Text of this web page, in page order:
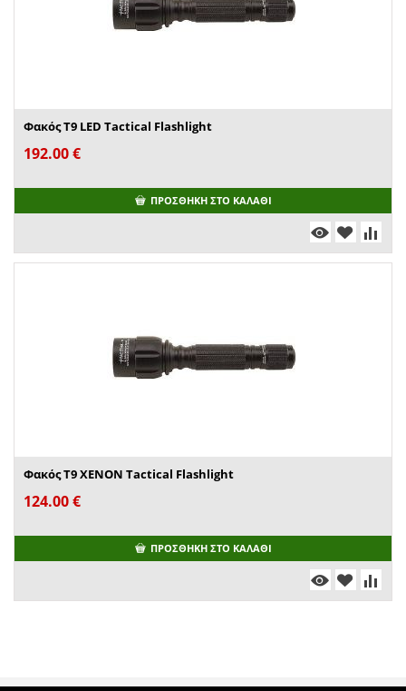
Φακός T9 LED Tactical Flashlight
192.00€
ΠΡΟΣΘΉΚΗ ΣΤΟ ΚΑΛΆΘΙ
Φακός T9 XENON Tactical Flashlight
124.00€
ΠΡΟΣΘΉΚΗ ΣΤΟ ΚΑΛΆΘΙ